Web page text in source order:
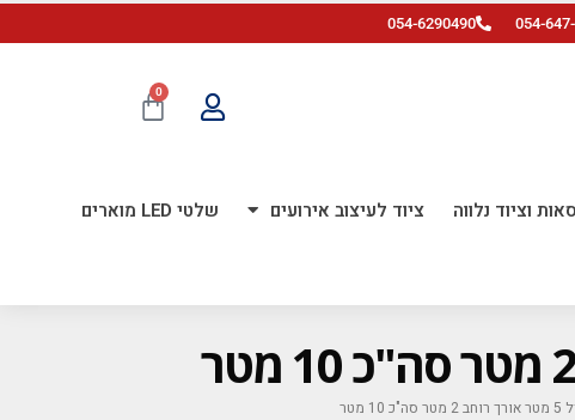
054-
054-6290490
0
וציוד נלווה ציוד לעיצוב אירועים שלטי LED מוארים